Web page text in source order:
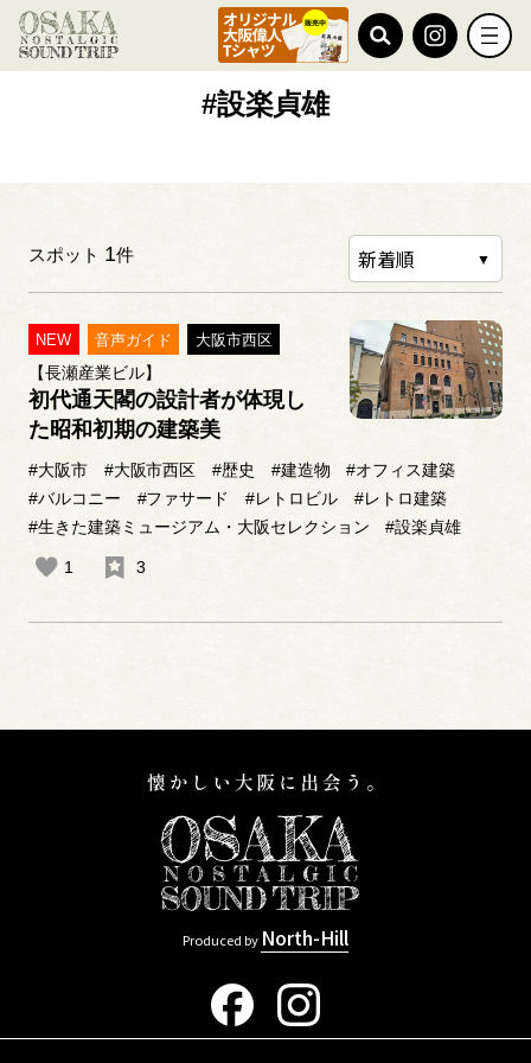
TOP #設楽貞雄
#設楽貞雄
スポット 1件
NEW 音声ガイド 大阪市西区
【長瀬産業ビル】
初代通天閣の設計者が体現し
た昭和初期の建築美
#大阪市 #大阪市西区 #歴史 #建造物
#オフィス建築
#バルコニー
#ファサード #レトロビル
#レトロ建築
#生きた建築ミュージアム・大阪セレクション
#設楽貞雄
1 3
Produced by North-Hill